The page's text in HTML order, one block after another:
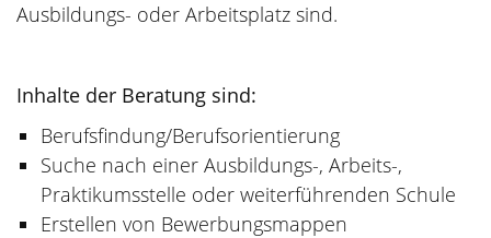
Ausbildungs- oder Arbeitsplatz sind.
Inhalte der Beratung sind:
Berufsfindung/Berufsorientierung
Suche nach einer Ausbildungs-, Arbeits-,
Praktikumsstelle oder weiterführenden Schule
Erstellen von Bewerbungsmappen